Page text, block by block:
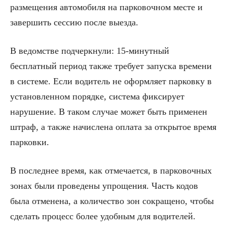
размещения автомобиля на парковочном месте и
завершить сессию после выезда.
В ведомстве подчеркнули: 15-минутный
бесплатный период также требует запуска времени
в системе. Если водитель не оформляет парковку в
установленном порядке, система фиксирует
нарушение. В таком случае может быть применен
штраф, а также начислена оплата за открытое время
парковки.
В последнее время, как отмечается, в парковочных
зонах были проведены упрощения. Часть кодов
была отменена, а количество зон сокращено, чтобы
сделать процесс более удобным для водителей.